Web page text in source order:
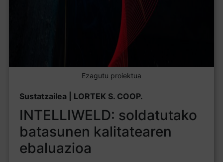
Ezagutu proiektua
Sustatzailea | LORTEK S. COOP.
INTELLIWELD: soldatutako
batasunen kalitatearen
ebaluazioa